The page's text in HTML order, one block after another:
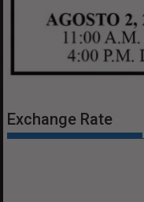
Exchange Rate